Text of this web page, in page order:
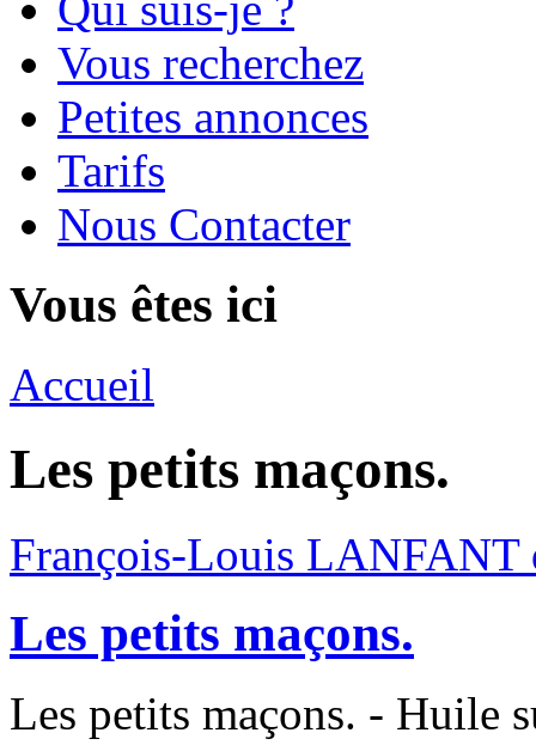
Vous recherchez
Petites annonces
Tarifs
Nous Contacter
Vous êtes ici
Accueil
Les petits maçons.
François-Louis LANFANT
Les petits maçons.
Les petits maçons. - Huile